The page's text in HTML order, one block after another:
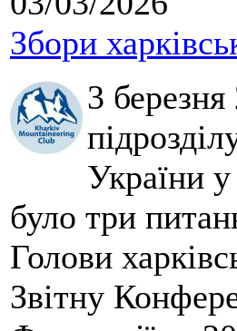
Збори
3
України
було три
Голови
Звітну